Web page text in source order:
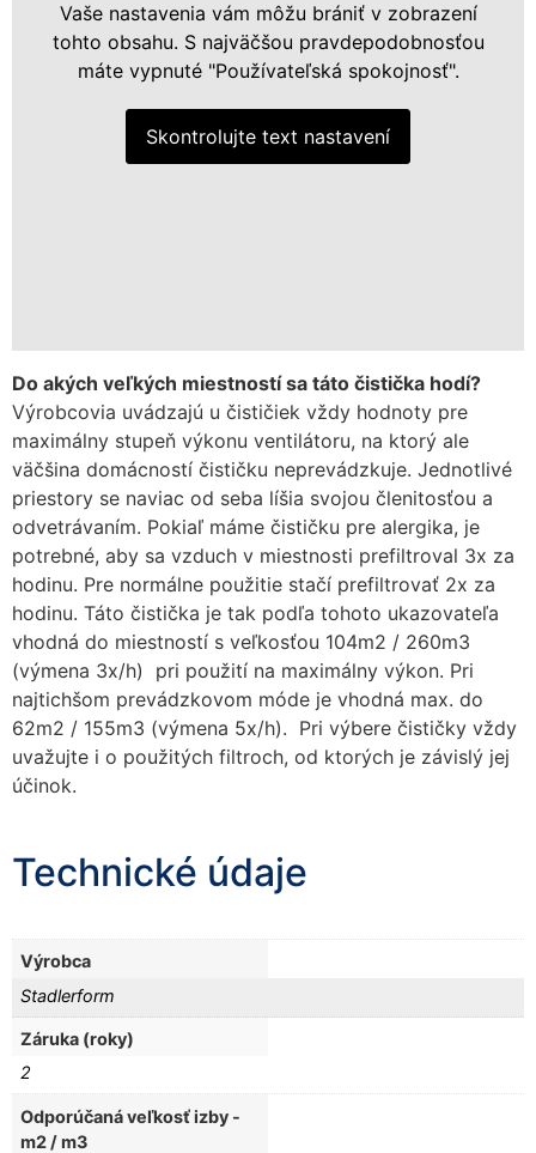
Vaše nastavenia vám môžu brániť v zobrazení
tohto obsahu. S najväčšou pravdepodobnosťou
máte vypnuté "Používateľská spokojnosť".
Skontrolujte text nastavení
Do akých veľkých miestností sa táto čistička hodí?
Výrobcovia uvádzajú u čističiek vždy hodnoty pre
maximálny stupeň výkonu ventilátoru, na ktorý ale
väčšina domácností čističku neprevádzkuje. Jednotlivé
priestory se naviac od seba líšia svojou členitosťou a
odvetrávaním. Pokiaľ máme čističku pre alergika, je
potrebné, aby sa vzduch v miestnosti prefiltroval 3x za
hodinu. Pre normálne použitie stačí prefiltrovať 2x za
hodinu. Táto čistička je tak podľa tohoto ukazovateľa
vhodná do miestností s veľkosťou 104m2 / 260m3
(výmena 3x/h) pri použití na maximálny výkon. Pri
najtichšom prevádzkovom móde je vhodná max. do
62m2 / 155m3 (výmena 5x/h). Pri výbere čističky vždy
uvažujte i o použitých filtroch, od ktorých je závislý jej
účinok.
Technické údaje
Výrobca
Stadlerform
Záruka (roky)
2
Odporúčaná veľkosť izby -
m2 / m3